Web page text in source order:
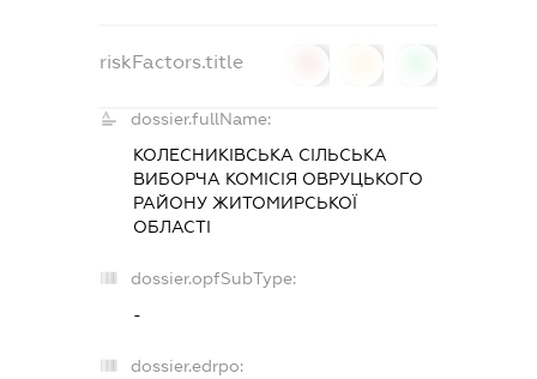
riskFactors.title
dossier.fullName:
КОЛЕСНИКІВСЬКА СІЛЬСЬКА
ВИБОРЧА КОМІСІЯ ОВРУЦЬКОГО
РАЙОНУ ЖИТОМИРСЬКОЇ
ОБЛАСТІ
dossier.opfSubType:
-
dossier.edrpo: